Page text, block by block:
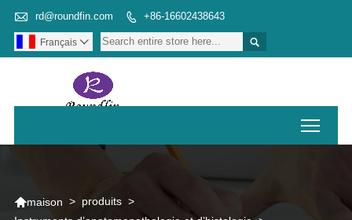
 rd@roundfin.com  +86-16602438643

Français 
maison > produits >